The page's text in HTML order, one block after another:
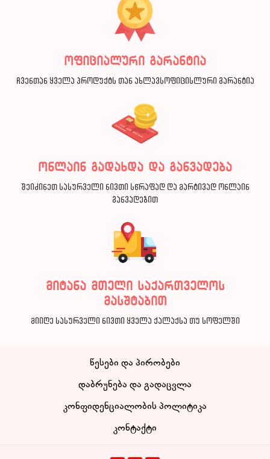
ოფიციალური გარანტია
ჩვენთან ყველა პროდუქტს თან ახლავსოფიცისლური გარანტია
ონლაინ გადახდა და განვადება
შეიძინეთ სასურველი ნივთი სწრაფად და მარტივად ონლაინ
განვადებით
მიტანა მთელი საქართველოს
მასშტაბით
მიიღე სასურველი ნივთი ყველა ქალაქსა თუ სოფელში
წესები და პირობები
დაბრუნება და გადაცვლა
კონფიდენციალობის პოლიტიკა
კონტაქტი